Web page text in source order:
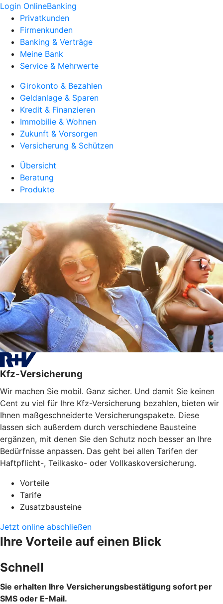
Login OnlineBanking
Privatkunden
Firmenkunden
Banking & Verträge
Meine Bank
Service & Mehrwerte
Girokonto & Bezahlen
Geldanlage & Sparen
Kredit & Finanzieren
Immobilie & Wohnen
Zukunft & Vorsorgen
Versicherung & Schützen
Übersicht
Beratung
Produkte
Kfz-Versicherung
Wir machen Sie mobil. Ganz sicher. Und damit Sie keinen
Cent zu viel für Ihre Kfz-Versicherung bezahlen, bieten wir
Ihnen maßgeschneiderte Versicherungspakete. Diese
lassen sich außerdem durch verschiedene Bausteine
ergänzen, mit denen Sie den Schutz noch besser an Ihre
Bedürfnisse anpassen. Das geht bei allen Tarifen der
Haftpflicht-, Teilkasko- oder Vollkaskoversicherung.
Vorteile
Tarife
Zusatzbausteine
Jetzt online abschließen
Ihre Vorteile auf einen Blick
Schnell
Sie erhalten Ihre Versicherungsbestätigung sofort per
SMS oder E-Mail.